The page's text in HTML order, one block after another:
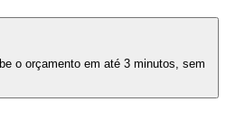
o orçamento em até 3 minutos, sem